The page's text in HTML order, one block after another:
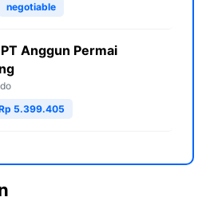
negotiable
Anggun Permai
5.399.405